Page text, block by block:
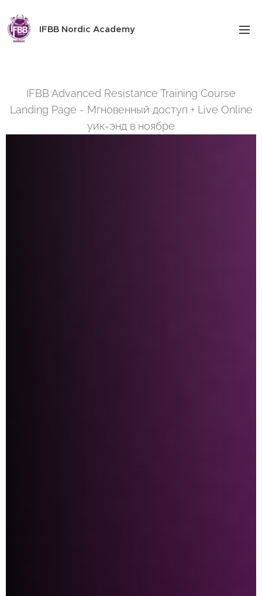
IFBB Nordic Academy
IFBB Advanced Resistance Training Course
Landing Page - Мгновенный доступ + Live Online
уик-энд в ноябре